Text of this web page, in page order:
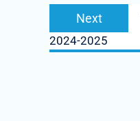
Next
2024-2025